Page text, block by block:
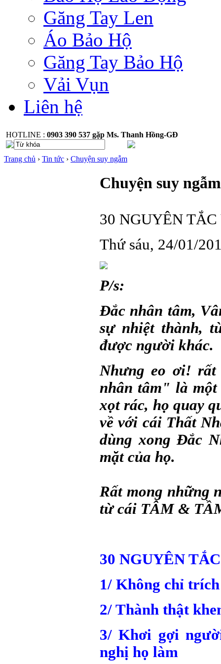
Găng Tay Len
Áo Bảo Hộ
Găng Tay Bảo Hộ
Vải Vụn
Liên hệ
HOTLINE : 0903 390 537 gặp Ms. Thanh Hồng-GĐ
Trang chủ › Tin tức › Chuyện suy ngẫm
Chuyện suy ngẫm
30 NGUYÊN
Thứ sáu, 24/01/
P/s:
Đắc nhân tâm,
sự nhiệt thành,
được người khác.
Nhưng eo ơi!
nhân tâm" là
xọt rác, họ quay
về với cái Thất
dùng xong Đắc
mặt của họ.
Rất mong những
từ cái TÂM &
30 NGUYÊN
1/ Không chỉ
2/ Thành thật
3/ Khơi gợi
nghị họ làm